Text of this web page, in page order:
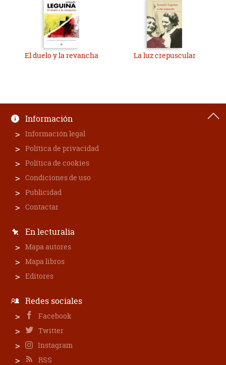
El duelo y la revancha La luz crepuscular
Información
Información legal
Política de privacidad
Política de cookies
Condiciones de uso
Publicidad
Contactar
En lecturalia
Mapa autores
Mapa libros
Editores
Redes sociales
Facebook
Twitter
Instagram
RSS